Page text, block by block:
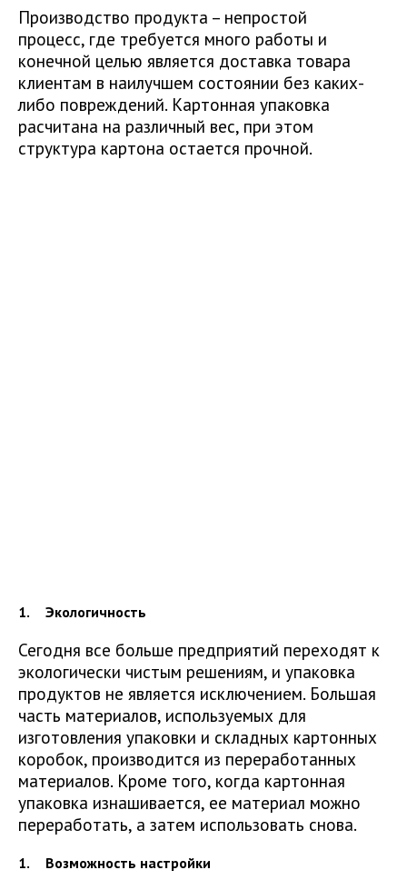
Производство продукта – непростой
процесс, где требуется много работы и
конечной целью является доставка товара
клиентам в наилучшем состоянии без каких-
либо повреждений. Картонная упаковка
расчитана на различный вес, при этом
структура картона остается прочной.
Экологичность
Сегодня все больше предприятий переходят к
экологически чистым решениям, и упаковка
продуктов не является исключением. Большая
часть материалов, используемых для
изготовления упаковки и складных картонных
коробок, производится из переработанных
материалов. Кроме того, когда картонная
упаковка изнашивается, ее материал можно
переработать, а затем использовать снова.
Возможность настройки